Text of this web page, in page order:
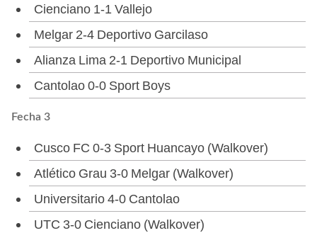
Cienciano 1-1 Vallejo
Melgar 2-4 Deportivo Garcilaso
Alianza Lima 2-1 Deportivo Municipal
Cantolao 0-0 Sport Boys
Fecha 3
Cusco FC 0-3 Sport Huancayo (Walkover)
Atlético Grau 3-0 Melgar (Walkover)
Universitario 4-0 Cantolao
UTC 3-0 Cienciano (Walkover)